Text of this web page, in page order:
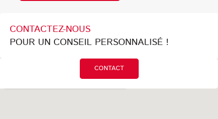
CONTACTEZ-NOUS
POUR UN CONSEIL PERSONNALISÉ !
CONTACT